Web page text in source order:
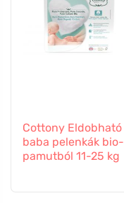
Cottony Eldobható
baba pelenkák bio-
pamutból 11-25 kg